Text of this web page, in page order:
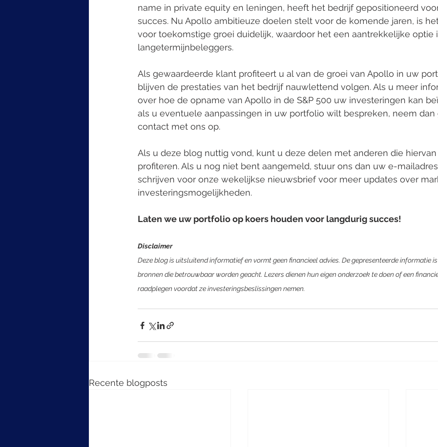
name in private equity en leningen, heeft het bedrijf gepositioneerd
succes. Nu Apollo ambitieuze doelen stelt voor de komende jaren, is
voor toekomstige groei duidelijk, waardoor het een aantrekkelijke optie
langetermijnbeleggers.
Als gewaardeerde klant profiteert u al van de groei van Apollo in uw
blijven de prestaties van het bedrijf nauwlettend volgen. Als u meer
over hoe de opname van Apollo in de S&P 500 uw investeringen kan
als u eventuele aanpassingen in uw portfolio wilt bespreken, neem dan
contact met ons op.
Als u deze blog nuttig vond, kunt u deze delen met anderen die
profiteren. Als u nog niet bent aangemeld, stuur ons dan uw e-
schrijven voor onze wekelijkse nieuwsbrief voor meer updates over
investeringsmogelijkheden.
Laten we uw portfolio op koers houden voor langdurig succes!
Disclaimer
Deze blog is uitsluitend informatief en vormt geen financieel advies. De gepresenteerde informatie
bronnen die betrouwbaar worden geacht. Lezers dienen hun eigen onderzoek te doen of een
raadplegen voordat ze investeringsbeslissingen nemen.
Recente blogposts